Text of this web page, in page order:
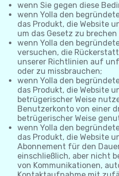
wenn Sie gegen diese
wenn Yolla den
das Produkt, die Website
um das Gesetz zu
wenn Yolla den
versuchen, die
unserer Richtlinien auf
oder zu missbrauchen;
wenn Yolla den
das Produkt, die Website
betrügerischer Weise
Benutzerkonto von einer
betrügerischer Weise
wenn Yolla den
das Produkt, die Website
Abonnement für den
einschließlich, aber nicht
von Kommunikationen,